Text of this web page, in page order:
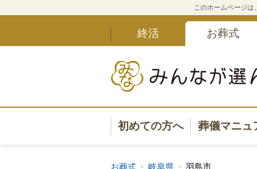
このホームページは
終活 お葬式
初めての方へ 葬儀マニュ
お葬式 岐阜県 羽島市